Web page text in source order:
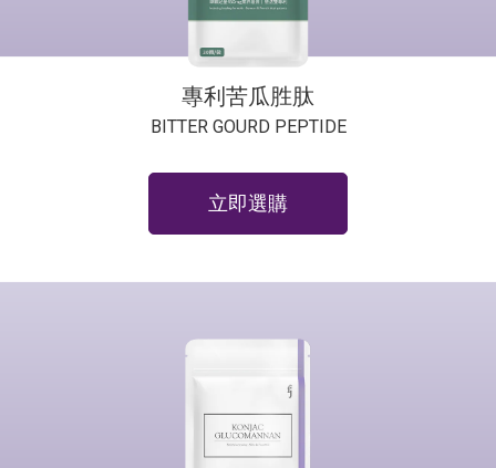
專利苦瓜胜肽
BITTER GOURD PEPTIDE
立即選購